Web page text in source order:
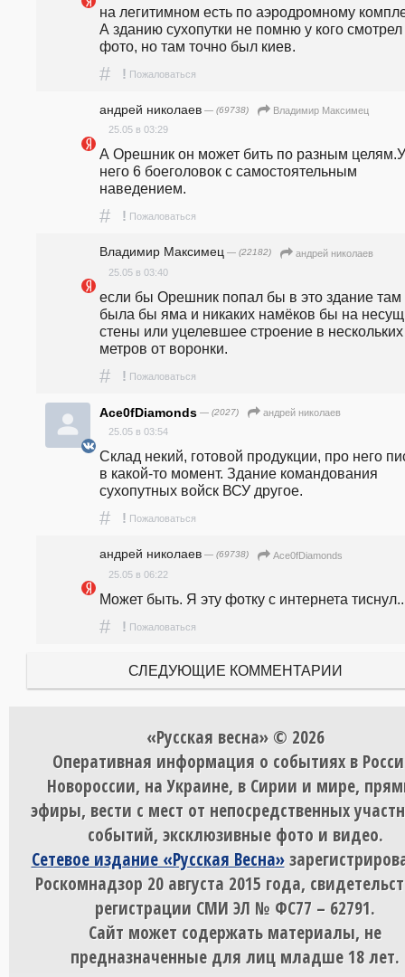
на легитимном есть по аэродромному
А зданию сухопутки не помню у кого смотрел
фото, но там точно был киев.
# ! Пожаловаться
андpeй николаев — (69738)
Владимир Максимец
25.05 в 03:29
А Орешник он может бить по разным целям.У
него 6 боеголовок с самостоятельным
наведением.
# ! Пожаловаться
Владимир Максимец — (22182)
андpeй николаев
25.05 в 03:40
если бы Орешник попал бы в это здание там
была бы яма и никаких намёков бы на
стены или уцелевшее строение в нескольких
метров от воронки.
# ! Пожаловаться
Ace0fDiamonds — (2027)
андpeй николаев
25.05 в 03:54
Склад некий, готовой продукции, про него
в какой-то момент. Здание командования
сухопутных войск ВСУ другое.
# ! Пожаловаться
андpeй николаев — (69738)
Ace0fDiamonds
25.05 в 06:22
Может быть. Я эту фотку с интернета
# ! Пожаловаться
СЛЕДУЮЩИЕ КОММЕНТАРИИ
«Русская весна» © 2026
Оперативная информация о событиях в
Новороссии, на Украине, в Сирии и мире,
эфиры, вести с мест от непосредственных
событий, эксклюзивные фото и видео.
Сетевое издание «Русская Весна»
Роскомнадзор 20 августа 2015 года,
регистрации СМИ ЭЛ № ФС77 – 62791.
Сайт может содержать материалы, не
предназначенные для лиц младше 18 лет.